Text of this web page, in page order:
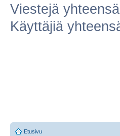
Viestejä yhteensä
Käyttäjiä
Etusivu